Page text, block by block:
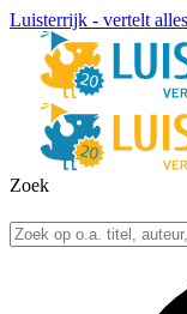
Luisterrijk - vertelt alles
Zoek